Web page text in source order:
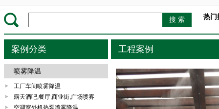
热门
案例分类
喷雾降温
工厂车间喷雾降温
露天酒吧,餐厅,商业街,广场喷雾
空调室外机热泵喷雾降温
工程案例